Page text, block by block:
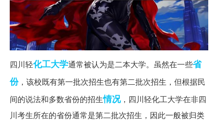
四川轻化工大学通常被认为是二本大学。虽然在一些省
份，该校既有第一批次招生也有第二批次招生，但根据民
间的说法和多数省份的招生情况，四川轻化工大学在非四
川考生所在的省份通常是第二批次招生，因此一般被归类